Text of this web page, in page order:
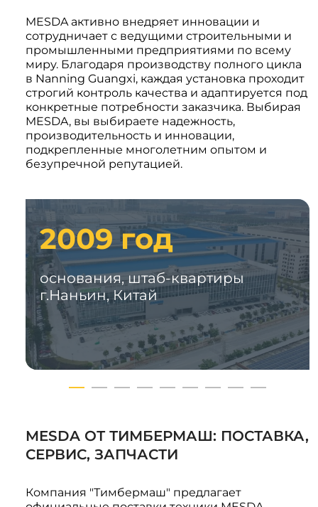
MESDA активно внедряет инновации и
сотрудничает с ведущими строительными и
промышленными предприятиями по всему
миру. Благодаря производству полного цикла
в Nanning Guangxi, каждая установка проходит
строгий контроль качества и адаптируется под
конкретные потребности заказчика. Выбирая
MESDA, вы выбираете надежность,
производительность и инновации,
подкрепленные многолетним опытом и
безупречной репутацией.
2009 год
основания, штаб-квартиры
г.Наньин, Китай
MESDA ОТ ТИМБЕРМАШ: ПОСТАВКА,
СЕРВИС, ЗАПЧАСТИ
Компания "Тимбермаш" предлагает